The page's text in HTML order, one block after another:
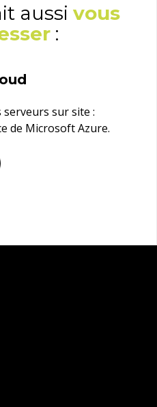
aussi vous
:
sur site :
de Microsoft Azure.